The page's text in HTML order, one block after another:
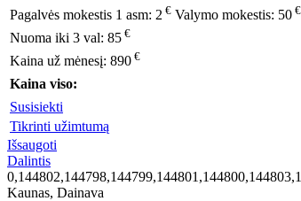
Pagalvės mokestis 1 asm: 2 € Valymo mokestis: 50 €
Nuoma iki 3 val: 85 €
Kaina už mėnesį: 890 €
Kaina viso:
Susisiekti
Tikrinti užimtumą
Išsaugoti
Dalintis
Kaunas, Dainava